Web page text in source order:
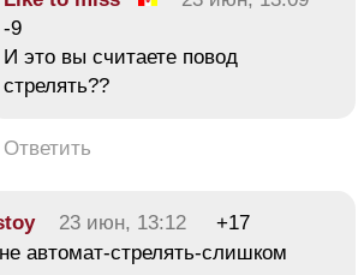
-9
И это вы считаете повод
стрелять??
Ответить
23 июн, 13:12
+17
автомат-стрелять-слишком